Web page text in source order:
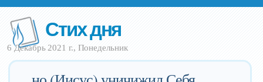
Стих дня
6 Декабрь 2021 г., Понедельник